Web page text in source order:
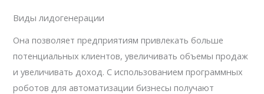
Виды лидогенерации
Она позволяет предприятиям привлекать больше
потенциальных клиентов, увеличивать объемы продаж
и увеличивать доход. С использованием программных
роботов для автоматизации бизнесы получают